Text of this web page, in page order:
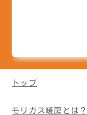
トップ
モリガス暖房とは？